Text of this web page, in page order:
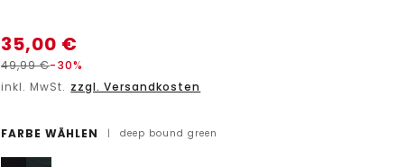
35,00 €
49,99€-30%
inkl. MwSt. zzgl. Versandkosten
FARBE WÄHLEN | deep bound green